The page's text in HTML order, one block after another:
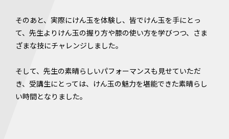
そのあと、実際にけん玉を体験し、皆でけん玉を手にとっ
て、先生よりけん玉の握り方や膝の使い方を学びつつ、さま
ざまな技にチャレンジしました。
そして、先生の素晴らしいパフォーマンスも見せていただ
き、受講生にとっては、けん玉の魅力を堪能できた素晴らし
い時間となりました。